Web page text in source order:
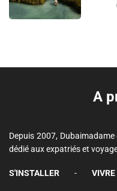
A
Depuis 2007,
dédié aux expatriés et
S'INSTALLER - VIVRE